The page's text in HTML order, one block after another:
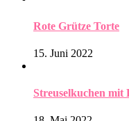
Rote Grütze Torte
15. Juni 2022
Streuselkuchen mit